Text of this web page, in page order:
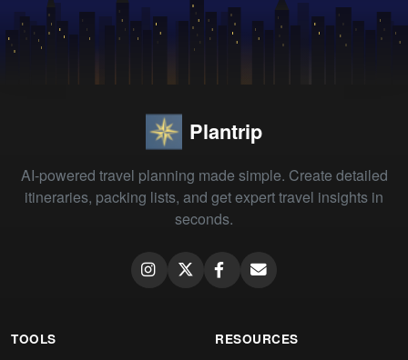
Plantrip
AI-powered travel planning made simple. Create detailed
itineraries, packing lists, and get expert travel insights in
seconds.
TOOLS RESOURCES